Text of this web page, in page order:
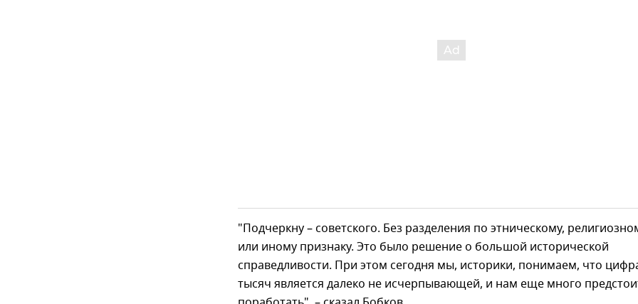
"Подчеркну – советского. Без разделения по этническому,
или иному признаку. Это было решение о большой исторической
справедливости. При этом сегодня мы, историки, понимаем, что
тысяч является далеко не исчерпывающей, и нам еще много